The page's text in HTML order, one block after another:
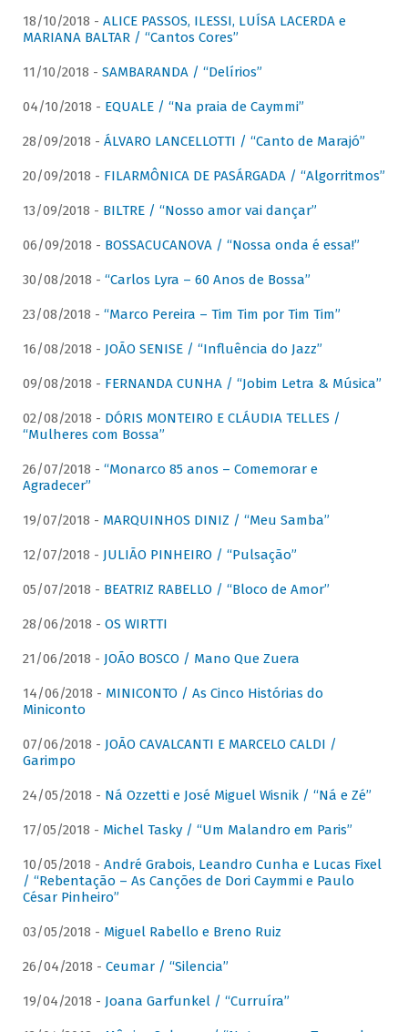
18/10/2018 - ALICE PASSOS, ILESSI, LUÍSA LACERDA e
MARIANA BALTAR / “Cantos Cores”
11/10/2018 - SAMBARANDA / “Delírios”
04/10/2018 - EQUALE / “Na praia de Caymmi”
28/09/2018 - ÁLVARO LANCELLOTTI / “Canto de Marajó”
20/09/2018 - FILARMÔNICA DE PASÁRGADA / “Algorritmos”
13/09/2018 - BILTRE / “Nosso amor vai dançar”
06/09/2018 - BOSSACUCANOVA / “Nossa onda é essa!”
30/08/2018 - “Carlos Lyra – 60 Anos de Bossa”
23/08/2018 - “Marco Pereira – Tim Tim por Tim Tim”
16/08/2018 - JOÃO SENISE / “Influência do Jazz”
09/08/2018 - FERNANDA CUNHA / “Jobim Letra & Música”
02/08/2018 - DÓRIS MONTEIRO E CLÁUDIA TELLES /
“Mulheres com Bossa”
26/07/2018 - “Monarco 85 anos – Comemorar e
Agradecer”
19/07/2018 - MARQUINHOS DINIZ / “Meu Samba”
12/07/2018 - JULIÃO PINHEIRO / “Pulsação”
05/07/2018 - BEATRIZ RABELLO / “Bloco de Amor”
28/06/2018 - OS WIRTTI
21/06/2018 - JOÃO BOSCO / Mano Que Zuera
14/06/2018 - MINICONTO / As Cinco Histórias do
Miniconto
07/06/2018 - JOÃO CAVALCANTI E MARCELO CALDI /
Garimpo
24/05/2018 - Ná Ozzetti e José Miguel Wisnik / “Ná e Zé”
17/05/2018 - Michel Tasky / “Um Malandro em Paris”
10/05/2018 - André Grabois, Leandro Cunha e Lucas Fixel
/ “Rebentação – As Canções de Dori Caymmi e Paulo
César Pinheiro”
03/05/2018 - Miguel Rabello e Breno Ruiz
26/04/2018 - Ceumar / “Silencia”
19/04/2018 - Joana Garfunkel / “Curruíra”